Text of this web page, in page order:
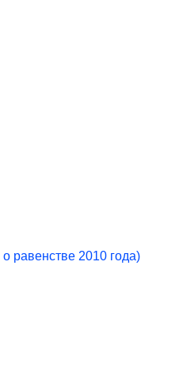
равенстве 2010 года)